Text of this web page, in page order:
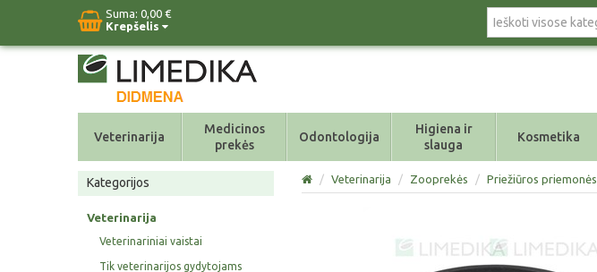
Suma: 0,00 €
Krepšelis
Veterinarija
Medicinos
prekės
Odontologija
Higiena ir
slauga
Kosmetika
Kategorijos
Veterinarija
Veterinariniai vaistai
Tik veterinarijos gydytojams
/ Veterinarija / Zooprekės / Priežiūros priemonės